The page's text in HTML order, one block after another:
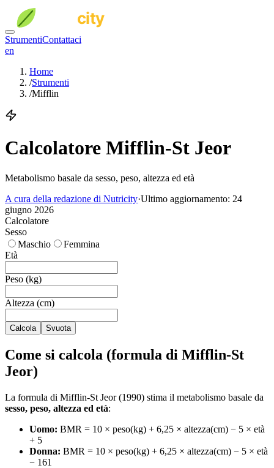
StrumentiContattaci
en
Home
/Strumenti
/Mifflin
Calcolatore Mifflin-St Jeor
Metabolismo basale da sesso, peso, altezza ed età
A cura della redazione di Nutricity·Ultimo aggiornamento: 24
giugno 2026
Calcolatore
Sesso
Maschio
Femmina
Età
Peso (kg)
Altezza (cm)
Calcola Svuota
Come si calcola (formula di Mifflin-St
Jeor)
La formula di Mifflin-St Jeor (1990) stima il metabolismo basale da
sesso, peso, altezza ed età:
Uomo: BMR = 10 × peso(kg) + 6,25 × altezza(cm) − 5 × età
+ 5
Donna: BMR = 10 × peso(kg) + 6,25 × altezza(cm) − 5 × età
− 161